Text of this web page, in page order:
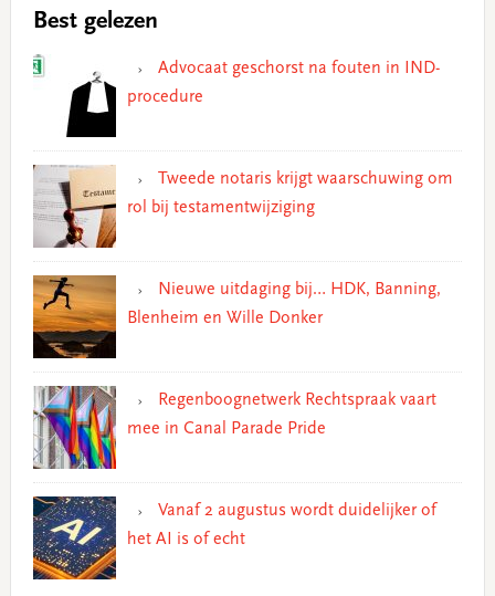
Best gelezen
Advocaat geschorst na fouten in IND-
procedure
Tweede notaris krijgt waarschuwing om
rol bij testamentwijziging
Nieuwe uitdaging bij… HDK, Banning,
Blenheim en Wille Donker
Regenboognetwerk Rechtspraak vaart
mee in Canal Parade Pride
Vanaf 2 augustus wordt duidelijker of
het AI is of echt